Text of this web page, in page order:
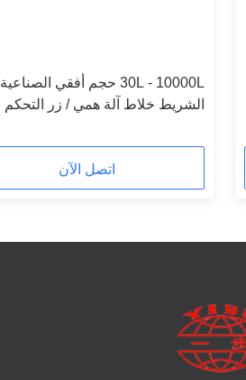
30L - 10000L حجم أفقي الصناعية
الشريط خلاط آلة همي / زر التحكم
اتصل الآن